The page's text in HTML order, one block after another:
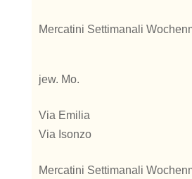
Mercatini Settimanali
jew. Mo.
Via Emilia
Via Isonzo
Mercatini Settimanali